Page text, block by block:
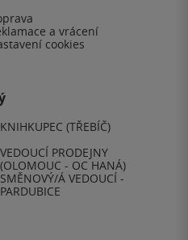
a vrácení
cookies
KNIHKUPEC (TŘEBÍČ)
VEDOUCÍ PRODEJNY
(OLOMOUC - OC HANÁ)
SMĚNOVÝ/Á VEDOUCÍ -
PARDUBICE